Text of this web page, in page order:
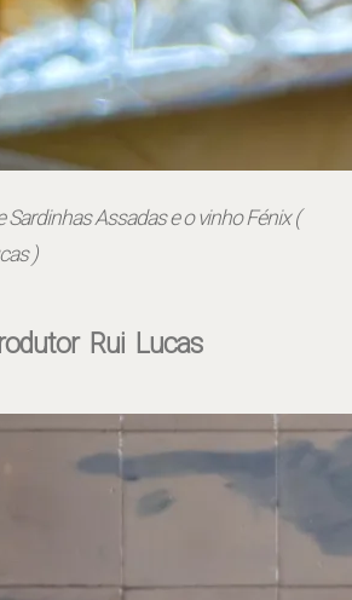
Assadas e o vinho Fénix (
)
Rui Lucas